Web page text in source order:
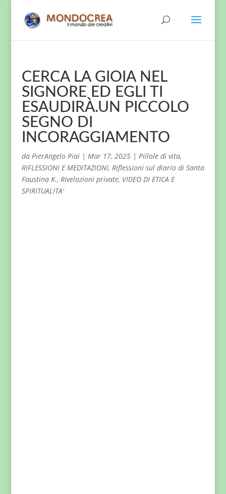
CERCA LA GIOIA NEL
SIGNORE ED EGLI TI
ESAUDIRÀ.UN PICCOLO
SEGNO DI
INCORAGGIAMENTO
da PierAngelo Piai| Mar 17, 2025| Pillole di vita,
RIFLESSIONI E MEDITAZIONI, Riflessioni sul diario di Santa
Faustina K., Rivelazioni private, VIDEO DI ETICA E
SPIRITUALITA'